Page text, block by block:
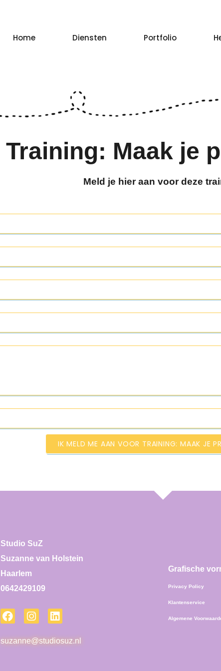
Home Diensten Portfolio
Training: Maak je
Meld je hier aan voor deze
IK MELD ME AAN VOOR TRAINING: MAAK JE
Studio SuZ
Suzanne van Holstein
Haarlem
0642429109
suzanne@studiosuz.nl
Grafische
Privacy Policy
Klantenservice
Algemene